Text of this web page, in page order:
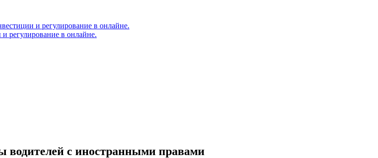
регулирование в онлайне.
водителей с иностранными правами